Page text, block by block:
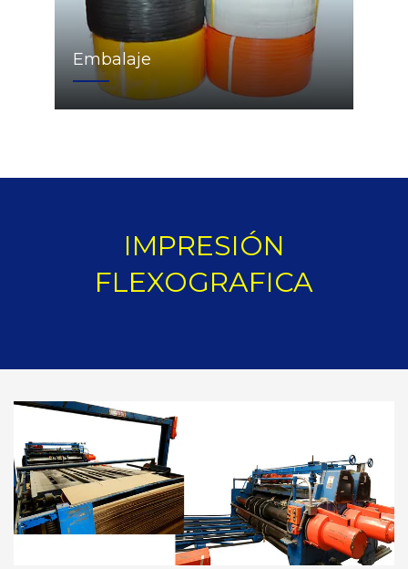
Embalaje
IMPRESIÓN
FLEXOGRAFICA